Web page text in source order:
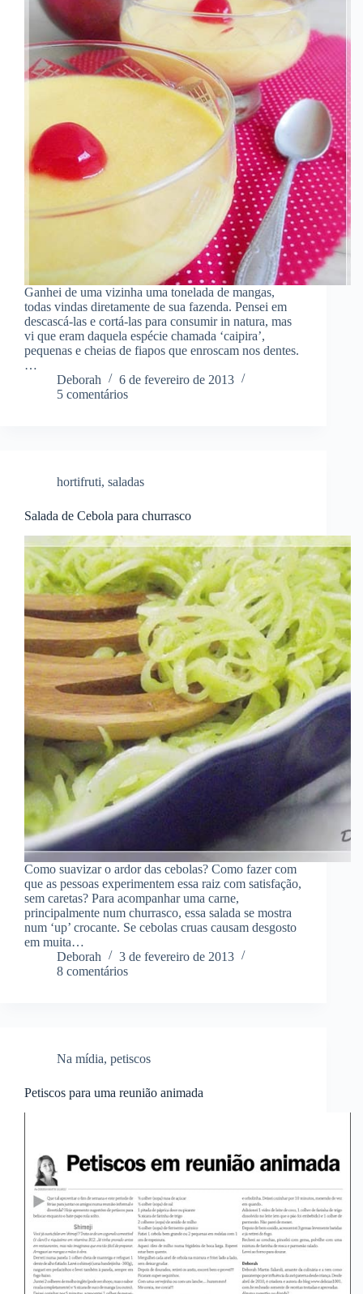
Ganhei de uma vizinha uma tonelada de mangas,
todas vindas diretamente de sua fazenda. Pensei em
descascá-las e cortá-las para consumir in natura, mas
vi que eram daquela espécie chamada ‘caipira’,
pequenas e cheias de fiapos que enroscam nos dentes.
…
Deborah
6 de fevereiro de 2013
5 comentários
hortifruti, saladas
Salada de Cebola para churrasco
Como suavizar o ardor das cebolas? Como fazer com
que as pessoas experimentem essa raiz com satisfação,
sem caretas? Para acompanhar uma carne,
principalmente num churrasco, essa salada se mostra
num ‘up’ crocante. Se cebolas cruas causam desgosto
em muita…
Deborah
3 de fevereiro de 2013
8 comentários
Na mídia, petiscos
Petiscos para uma reunião animada